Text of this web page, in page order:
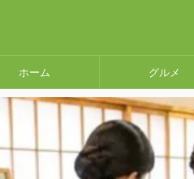
ホーム グルメ